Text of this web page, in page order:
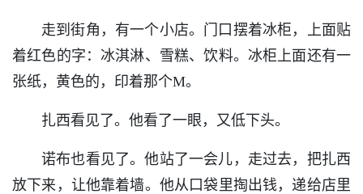
走到街角，有一个小店。门口摆着冰柜，上面贴
着红色的字：冰淇淋、雪糕、饮料。冰柜上面还有一
张纸，黄色的，印着那个M。
扎西看见了。他看了一眼，又低下头。
诺布也看见了。他站了一会儿，走过去，把扎西
放下来，让他靠着墙。他从口袋里掏出钱，递给店里